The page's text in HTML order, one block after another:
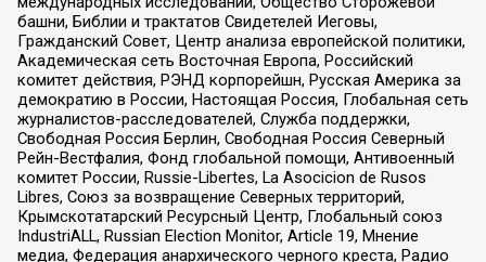
башни, Библии и трактатов Свидетелей Иеговы,
Гражданский Совет, Центр анализа европейской политики,
Академическая сеть Восточная Европа, Российский
комитет действия, РЭНД корпорейшн, Русская Америка за
демократию в России, Настоящая Россия, Глобальная сеть
журналистов-расследователей, Служба поддержки,
Свободная Россия Берлин, Свободная Россия Северный
Рейн-Вестфалия, Фонд глобальной помощи, Антивоенный
комитет России, Russie-Libertes, La Asocicion de Rusos
Libres, Союз за возвращение Северных территорий,
Крымскотатарский Ресурсный Центр, Глобальный союз
IndustriALL, Russian Election Monitor, Article 19, Мнение
медиа, Федерация анархического черного креста, Радио